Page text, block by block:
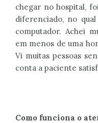
chegar no hospital,
diferenciado, no
computador. Achei
em menos de uma
Vi muitas pessoas
conta a paciente
Como funciona o